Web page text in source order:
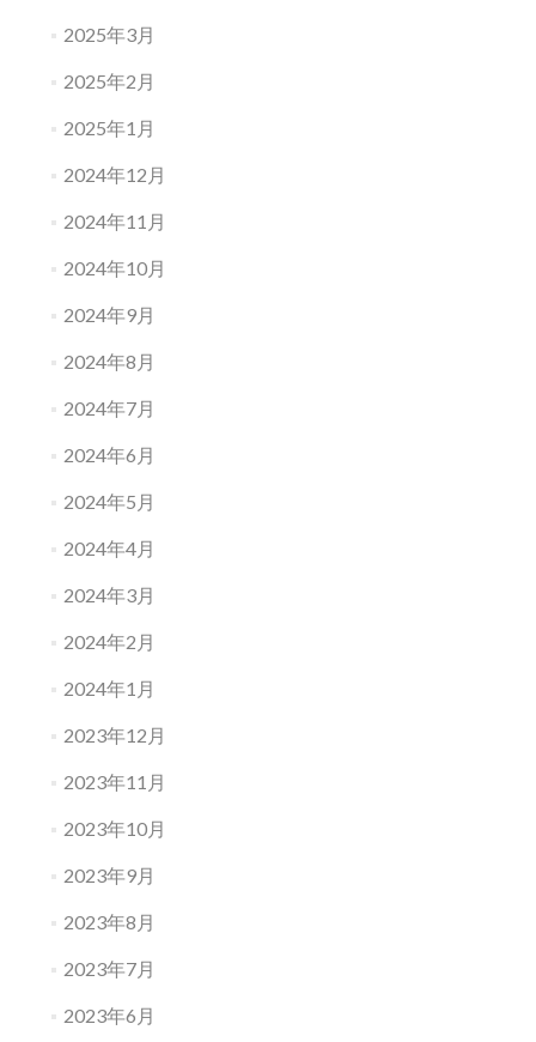
2025年3月
2025年2月
2025年1月
2024年12月
2024年11月
2024年10月
2024年9月
2024年8月
2024年7月
2024年6月
2024年5月
2024年4月
2024年3月
2024年2月
2024年1月
2023年12月
2023年11月
2023年10月
2023年9月
2023年8月
2023年7月
2023年6月